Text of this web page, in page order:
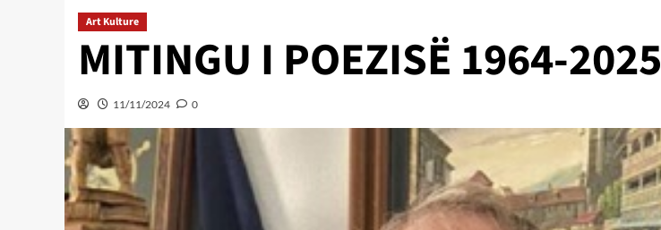
Art Kulture
MITINGU I POEZISË 1964-2025
11/11/2024 0